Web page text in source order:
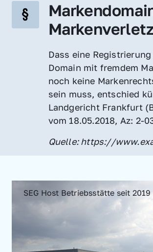
Dass eine
Domain mit fremdem
noch keine
sein muss, entschied
Landgericht Frankfurt
vom 18.05.2018, Az: 2-
Quelle: https://
SEG Host Betriebsstätte seit 2019